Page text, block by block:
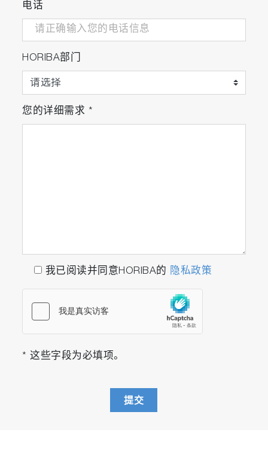
电话
HORIBA部门
您的详细需求 *
我已阅读并同意HORIBA的 隐私政策
* 这些字段为必填项。
提交